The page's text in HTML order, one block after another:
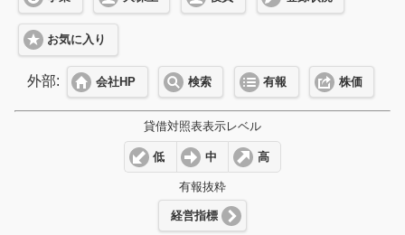
お気に入り
外部: 会社HP 検索 有報 株価
貸借対照表表示レベル
低 中 高
有報抜粋
経営指標